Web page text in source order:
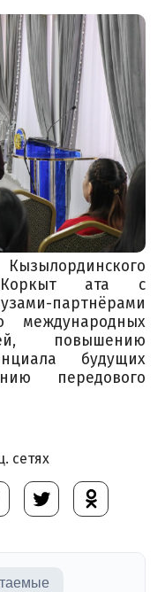
сетях
Коркыт ата с
партнёрами
международных
повышению
будущих
передового